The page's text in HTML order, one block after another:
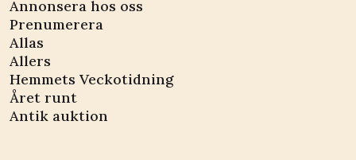
Annonsera hos oss
Prenumerera
Allas
Allers
Hemmets Veckotidning
Året runt
Antik auktion